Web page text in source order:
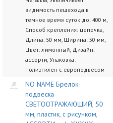
видимость пешехода в
темное время суток до: 400 м,
Способ крепления: цепочка,
Длина: 50 мм, Ширина: 50 мм,
Цвет: лимонный, Дизайн:
ассорти, Упаковка:
полиэтилен с европодвесом
NO NAME Брелок-
подвеска
СВЕТООТРАЖАЮЩИЙ, 50
мм, пластик, с рисунком,